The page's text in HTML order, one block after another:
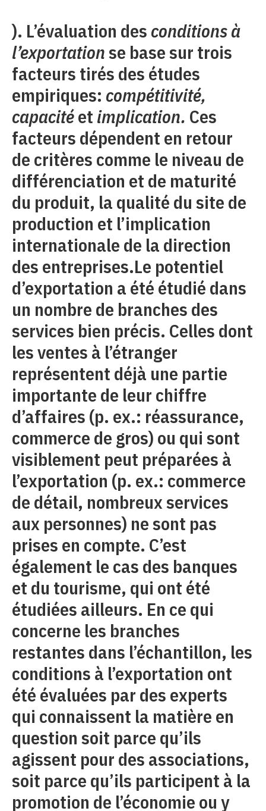
). L’évaluation des conditions à
l’exportationse base sur trois
facteurs tirés des études
empiriques: compétitivité,
capacitéet implication. Ces
facteurs dépendent en retour
de critères comme le niveau de
différenciation et de maturité
du produit, la qualité du site de
production et l’implication
internationale de la direction
des entreprises.Le potentiel
d’exportation a été étudié dans
un nombre de branches des
services bien précis. Celles dont
les ventes à l’étranger
représentent déjà une partie
importante de leur chiffre
d’affaires (p. ex.: réassurance,
commerce de gros) ou qui sont
visiblement peut préparées à
l’exportation (p. ex.: commerce
de détail, nombreux services
aux personnes) ne sont pas
prises en compte. C’est
également le cas des banques
et du tourisme, qui ont été
étudiées ailleurs. En ce qui
concerne les branches
restantes dans l’échantillon, les
conditions à l’exportation ont
été évaluées par des experts
qui connaissent la matière en
question soit parce qu’ils
agissent pour des associations,
soit parce qu’ils participent à la
promotion de l’économie ou y